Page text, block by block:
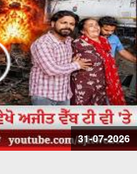
31-07-2026